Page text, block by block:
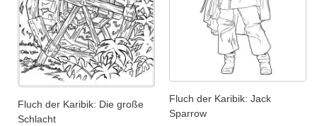
Fluch der Karibik: Die große
Schlacht
Fluch der Karibik: Jack
Sparrow